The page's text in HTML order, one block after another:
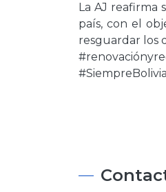
La AJ reafirma
país, con el
resguardar los
#SiempreBolivia